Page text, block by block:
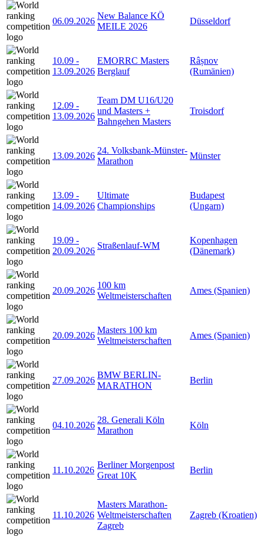
06.09.2026
New Balance KÖ
MEILE 2026
Düsseldorf
10.09 -
13.09.2026
EMORRC Masters
Berglauf
Râșnov
(Rumänien)
12.09 -
13.09.2026
Team DM U16/U20
und Masters +
Bahngehen Masters
Troisdorf
13.09.2026
24. Volksbank-Münster-
Marathon
Münster
13.09 -
14.09.2026
Ultimate
Championships
Budapest
(Ungarn)
19.09 -
20.09.2026
Straßenlauf-WM
Kopenhagen
(Dänemark)
20.09.2026
100 km
Weltmeisterschaften
Ames (Spanien)
20.09.2026
Masters 100 km
Weltmeisterschaften
Ames (Spanien)
27.09.2026
BMW BERLIN-
MARATHON
Berlin
04.10.2026
28. Generali Köln
Marathon
Köln
11.10.2026
Berliner Morgenpost
Great 10K
Berlin
11.10.2026
Masters Marathon-
Weltmeisterschaften
Zagreb
Zagreb (Kroatien)